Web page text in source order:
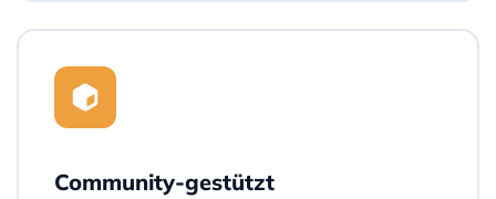
Community-gestützt